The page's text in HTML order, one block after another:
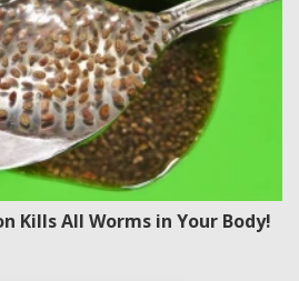
Kills All Worms in Your Body!